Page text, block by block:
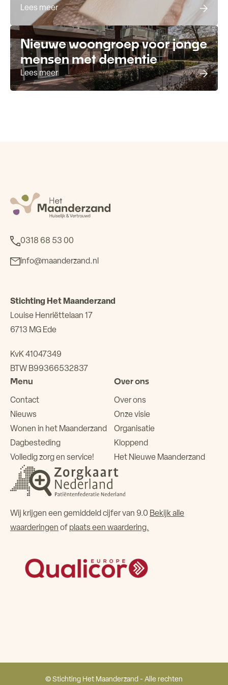
Lees meer
Nieuwe woongroep voor jonge
mensen met dementie
Lees meer
0318 68 53 00
info@maanderzand.nl
Stichting Het Maanderzand
Louise Henriëttelaan 17
6713 MG Ede
KvK 41047349
BTW B99366532837
Menu
Contact
Nieuws
Wonen in het Maanderzand
Dagbesteding
Volledig zorg en service!
Over ons
Over ons
Onze visie
Organisatie
Kloppend
Het Nieuwe Maanderzand
Wij krijgen een gemiddeld cijfer van 9.0 Bekijk alle
waarderingen of plaats een waardering.
© Stichting Het Maanderzand - Alle rechten